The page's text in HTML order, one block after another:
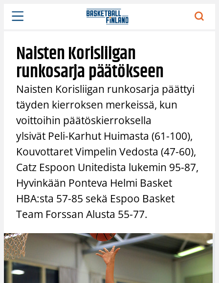
Siirry
sisältöön
Naisten Korisliigan
runkosarja päätökseen
Naisten Korisliigan runkosarja päättyi
täyden kierroksen merkeissä, kun
voittoihin päätöskierroksella
ylsivät Peli-Karhut Huimasta (61-100),
Kouvottaret Vimpelin Vedosta (47-60),
Catz Espoon Unitedista lukemin 95-87,
Hyvinkään Ponteva Helmi Basket
HBA:sta 57-85 sekä Espoo Basket
Team Forssan Alusta 55-77.